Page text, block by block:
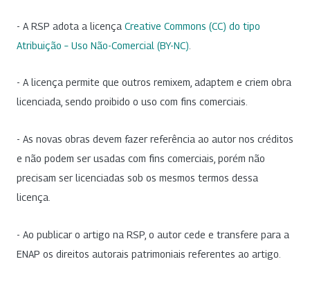
- A RSP adota a licença Creative Commons (CC) do tipo
Atribuição – Uso Não-Comercial (BY-NC)
- A licença permite que outros remixem, adaptem e criem obra
licenciada, sendo proibido o uso com fins comerciais.
- As novas obras devem fazer referência ao autor nos créditos
e não podem ser usadas com fins comerciais, porém não
precisam ser licenciadas sob os mesmos termos dessa
licença.
- Ao publicar o artigo na RSP, o autor cede e transfere para a
ENAP os direitos autorais patrimoniais referentes ao artigo.